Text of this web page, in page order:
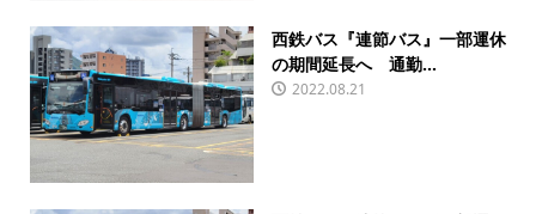
西鉄バス『連節バス』一部運休
の期間延長へ 通勤...
2022.08.21